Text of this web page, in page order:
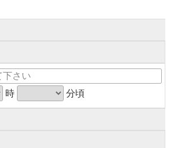
時 分頃